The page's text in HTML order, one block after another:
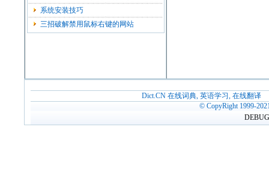
系统安装技巧
三招破解禁用鼠标右键的网站
Dict.CN 在线词典, 英语学习, 在线翻译
© CopyRight 1999-